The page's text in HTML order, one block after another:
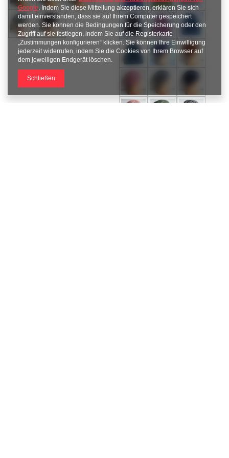
Google. Indem Sie diese Mitteilung akzeptieren, erklären Sie sich
damit einverstanden, dass sie auf Ihrem Computer gespeichert
werden. Sie können die Bedingungen für die Speicherung oder den
Zugriff auf sie festlegen, indem Sie auf die Registerkarte
„Zustimmungen konfigurieren“ klicken. Sie können Ihre Einwilligung
jederzeit widerrufen, indem Sie die Cookies von Ihrem Browser auf
dem jeweiligen Endgerät löschen.
Schließen